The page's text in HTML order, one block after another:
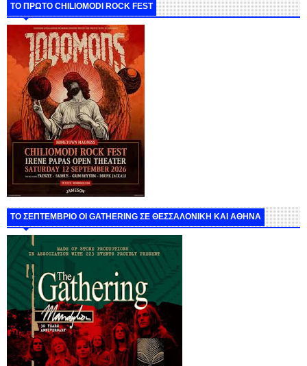
ΤΟ ΠΡΩΤΟ CHILIOMODI ROCK FEST
ΤΟ ΣΕΠΤΕΜΒΡΙΟ ΟΙ GATHERING ΣΕ ΘΕΣΣΑΛΟΝΙΚΗ ΚΑΙ ΑΘΗΝΑ